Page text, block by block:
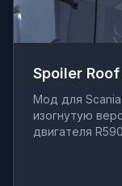
Spoiler
Мод для Scania
изогнутую
двигателя